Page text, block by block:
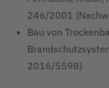
246/2001
Bau von
2016/5598)